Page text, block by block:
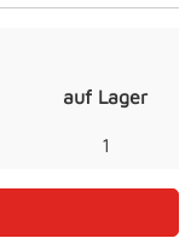
auf Lager
1